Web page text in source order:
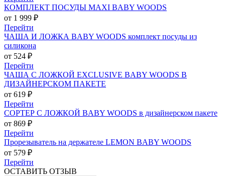
КОМПЛЕКТ ПОСУДЫ MAXI BABY WOODS
от 1 999 ₽
Перейти
ЧАША И ЛОЖКА BABY WOODS комплект посуды из
силикона
от 524 ₽
Перейти
ЧАША С ЛОЖКОЙ EXCLUSIVE BABY WOODS В
ДИЗАЙНЕРСКОМ ПАКЕТЕ
от 619 ₽
Перейти
СОРТЕР С ЛОЖКОЙ BABY WOODS в дизайнерском пакете
от 869 ₽
Перейти
Прорезыватель на держателе LEMON BABY WOODS
от 579 ₽
Перейти
ОСТАВИТЬ ОТЗЫВ